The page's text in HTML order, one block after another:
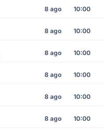
8 ago 10:00
8 ago 10:00
8 ago 10:00
8 ago 10:00
8 ago 10:00
8 ago 10:00